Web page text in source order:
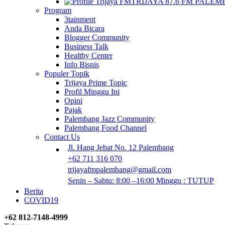
Program
3tainment
Anda Bicara
Blogger Community
Business Talk
Healthy Center
Info Bisnis
Populer Topik
Trijaya Prime Topic
Profil Minggu Ini
Opini
Pajak
Palembang Jazz Community
Palembang Food Channel
Contact Us
Jl. Hang Jebat No. 12 Palembang
+62 711 316 070
trijayafmpalembang@gmail.com
Senin – Sabtu: 8:00 –16:00 Minggu : TUTUP
Berita
COVID19
+62 812-7148-4999